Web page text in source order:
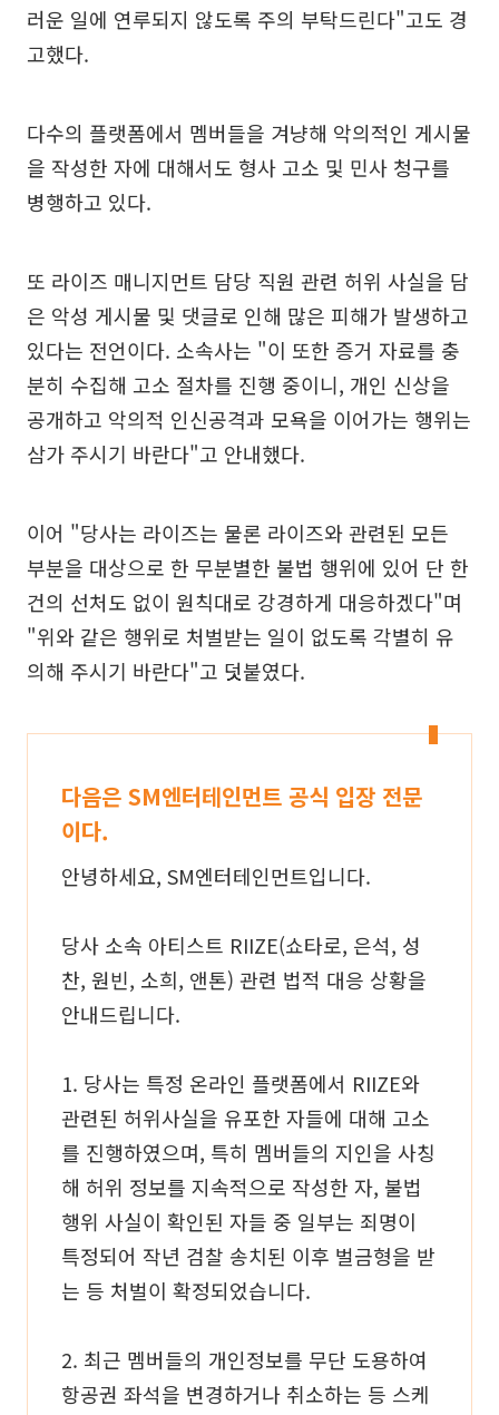
러운 일에 연루되지 않도록 주의 부탁드린다"고도 경
고했다.
다수의 플랫폼에서 멤버들을 겨냥해 악의적인 게시물
을 작성한 자에 대해서도 형사 고소 및 민사 청구를
병행하고 있다.
또 라이즈 매니지먼트 담당 직원 관련 허위 사실을 담
은 악성 게시물 및 댓글로 인해 많은 피해가 발생하고
있다는 전언이다. 소속사는 "이 또한 증거 자료를 충
분히 수집해 고소 절차를 진행 중이니, 개인 신상을
공개하고 악의적 인신공격과 모욕을 이어가는 행위는
삼가 주시기 바란다"고 안내했다.
이어 "당사는 라이즈는 물론 라이즈와 관련된 모든
부분을 대상으로 한 무분별한 불법 행위에 있어 단 한
건의 선처도 없이 원칙대로 강경하게 대응하겠다"며
"위와 같은 행위로 처벌받는 일이 없도록 각별히 유
의해 주시기 바란다"고 덧붙였다.
다음은 SM엔터테인먼트 공식 입장 전문
이다.
안녕하세요, SM엔터테인먼트입니다.
당사 소속 아티스트 RIIZE(쇼타로, 은석, 성
찬, 원빈, 소희, 앤톤) 관련 법적 대응 상황을
안내드립니다.
1. 당사는 특정 온라인 플랫폼에서 RIIZE와
관련된 허위사실을 유포한 자들에 대해 고소
를 진행하였으며, 특히 멤버들의 지인을 사칭
해 허위 정보를 지속적으로 작성한 자, 불법
행위 사실이 확인된 자들 중 일부는 죄명이
특정되어 작년 검찰 송치된 이후 벌금형을 받
는 등 처벌이 확정되었습니다.
2. 최근 멤버들의 개인정보를 무단 도용하여
항공권 좌석을 변경하거나 취소하는 등 스케